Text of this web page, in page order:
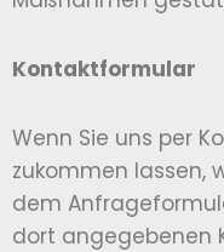
Kontaktformular
Wenn Sie uns per
zukommen lassen,
dem
dort angegebenen